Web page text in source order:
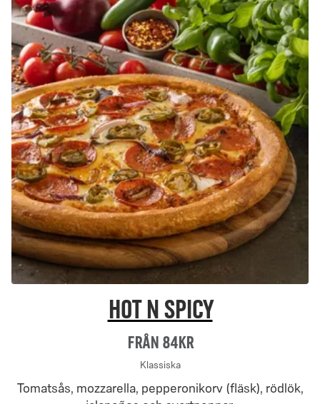
Hot N Spicy
Från 84Kr
Klassiska
Tomatsås, mozzarella, pepperonikorv (fläsk), rödlök,